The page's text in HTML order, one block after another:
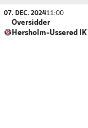
07. DEC. 202411:00
Oversidder
Hørsholm-Usserød IK